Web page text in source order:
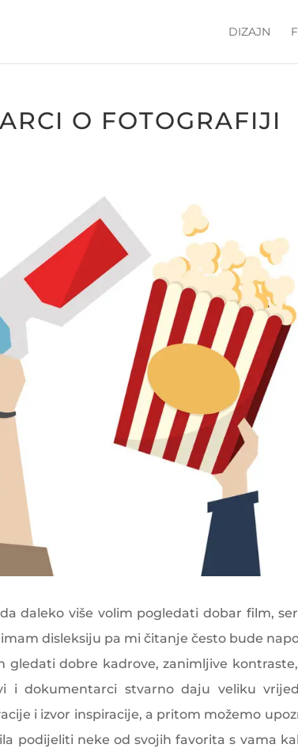
DIZAJN
O FOTOGRAFIJI
daleko više volim pogledati dobar film,
disleksiju pa mi čitanje često bude
gledati dobre kadrove, zanimljive
i dokumentarci stvarno daju veliku
i izvor inspiracije, a pritom možemo
podijeliti neke od svojih favorita s vama